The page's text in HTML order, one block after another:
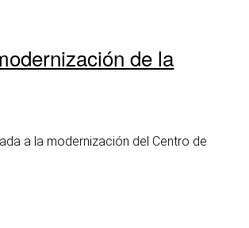
de la
a la modernización del Centro de